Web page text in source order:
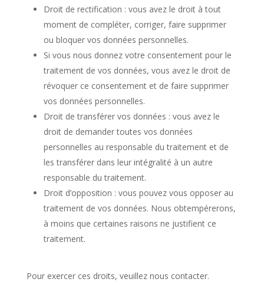
Droit de rectification : vous avez le droit à tout
moment de compléter, corriger, faire supprimer
ou bloquer vos données personnelles.
Si vous nous donnez votre consentement pour le
traitement de vos données, vous avez le droit de
révoquer ce consentement et de faire supprimer
vos données personnelles.
Droit de transférer vos données : vous avez le
droit de demander toutes vos données
personnelles au responsable du traitement et de
les transférer dans leur intégralité à un autre
responsable du traitement.
Droit d’opposition : vous pouvez vous opposer au
traitement de vos données. Nous obtempérerons,
à moins que certaines raisons ne justifient ce
traitement.
Pour exercer ces droits, veuillez nous contacter.